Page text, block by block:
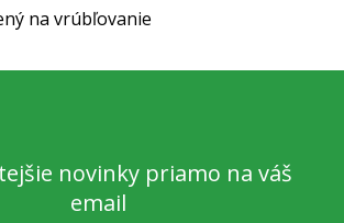
na vrúbľovanie
novinky priamo na váš
email